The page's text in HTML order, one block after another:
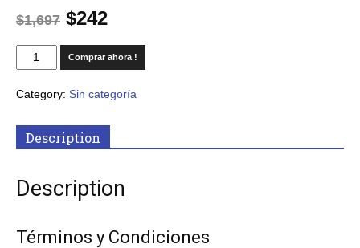
$1,697 $242
Comprar ahora !
Category: Sin categoría
Description
Description
Términos y Condiciones